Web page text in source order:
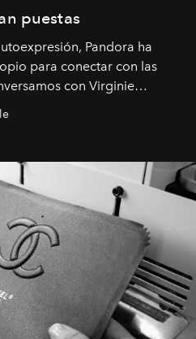
puestas
Pandora ha
para conectar con las
con Virginie
marketing para
cultura y el valor